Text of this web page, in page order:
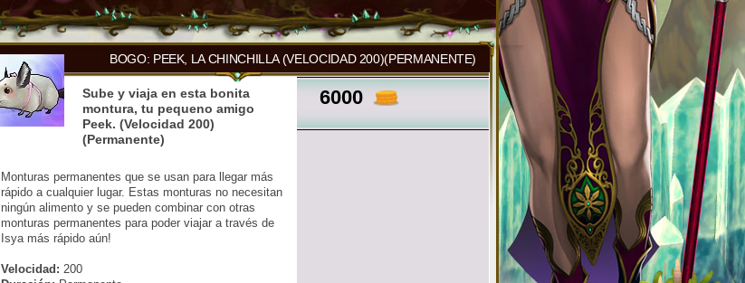
BOGO: PEEK, LA CHINCHILLA (VELOCIDAD 200)(PERMANENTE)
6000
Sube y viaja en esta bonita
montura, tu pequeno amigo
Peek. (Velocidad 200)
(Permanente)
Monturas permanentes que se usan para llegar más
rápido a cualquier lugar. Estas monturas no necesitan
ningún alimento y se pueden combinar con otras
monturas permanentes para poder viajar a través de
Isya más rápido aún!
Velocidad: 200